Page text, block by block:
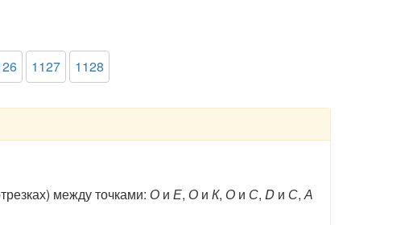
1127 1128
между точками: О и Е, О и К, О и С, D и С,А